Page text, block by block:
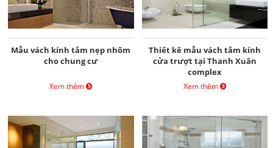
Mẫu vách kính tắm nẹp nhôm
cho chung cư
Xem thêm
Thiết kê mẫu vách tắm kính
cửa trượt tại Thanh Xuân
complex
Xem thêm